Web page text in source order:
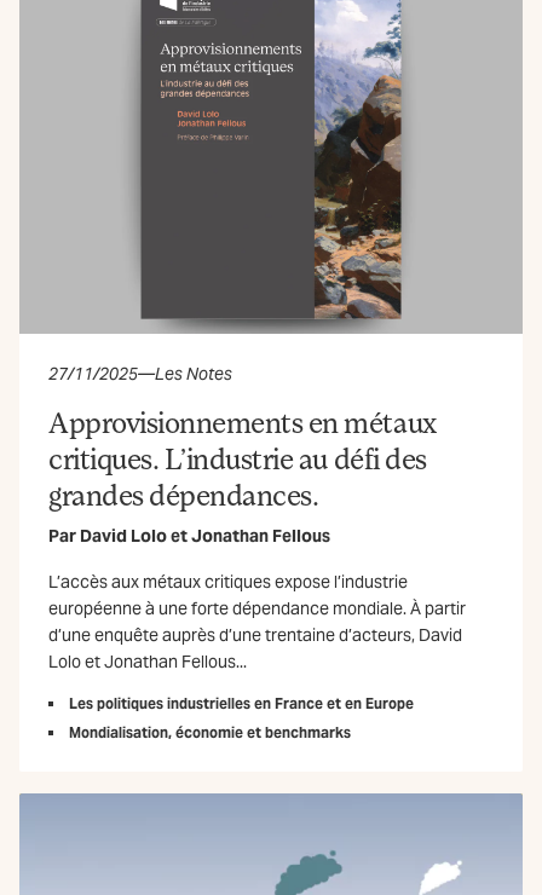
27/11/2025—Les Notes
Approvisionnements en métaux
critiques. L’industrie au défi des
grandes dépendances.
Par David LoloetJonathan Fellous
L’accès aux métaux critiques expose l’industrie
européenne à une forte dépendance mondiale. À partir
d’une enquête auprès d’une trentaine d’acteurs, David
Lolo et Jonathan Fellous...
Les politiques industrielles en France et en Europe
Mondialisation, économie et benchmarks